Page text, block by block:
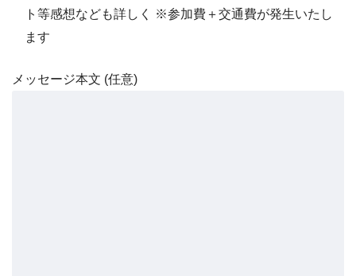
ト等感想なども詳しく ※参加費＋交通費が発生いたし
ます
メッセージ本文 (任意)